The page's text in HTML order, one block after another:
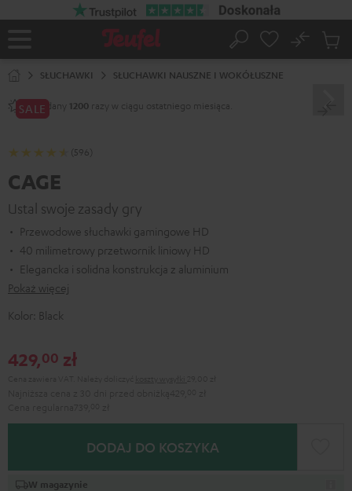
Strona
Szukaj
No
SŁUCHAWKI SŁUCHAWKI NAUSZNE I WOKÓŁUSZNE
Sprzedany 1200 razy w ciągu ostatniego miesiąca.
SALE
(596)
CAGE
Ustal swoje zasady gry
Przewodowe słuchawki gamingowe HD
40 milimetrowy przetwornik liniowy HD
Elegancka i solidna konstrukcja z aluminium
Pokaż więcej
Kolor: Black
429,00 zł
DODAJ DO KOSZYKA
W magazynie